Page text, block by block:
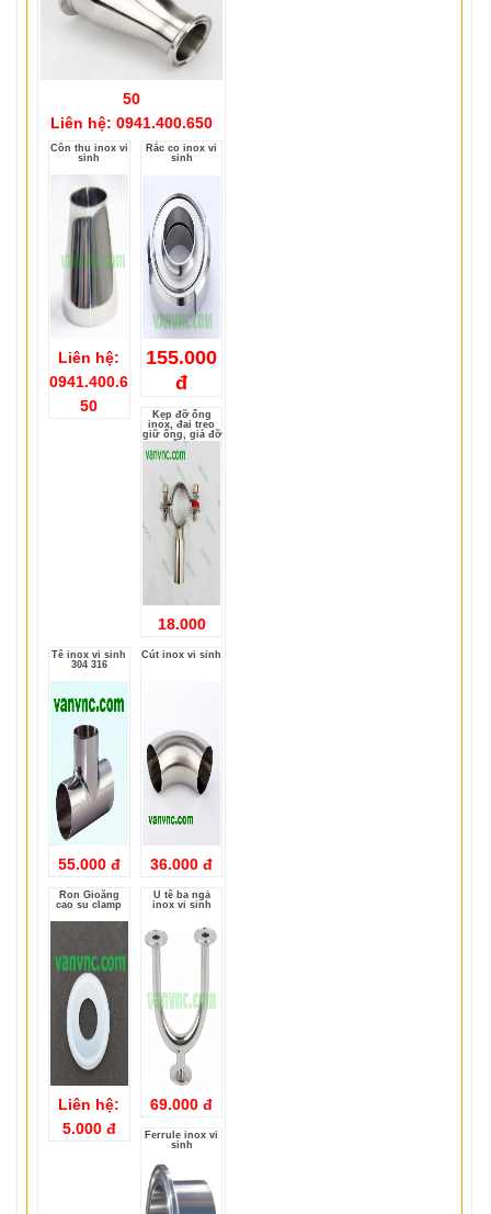
50
Liên hệ: 0941.400.650
Côn thu inox vi
sinh
Liên hệ:
0941.400.6
50
Rắc co inox vi
sinh
155.000
đ
Kẹp đỡ ống
inox, đai treo
giữ ống, giá đỡ
ống
18.000
Tê inox vi sinh
304 316
55.000 đ
Cút inox vi sinh
36.000 đ
Ron Gioăng
cao su clamp
Liên hệ:
5.000 đ
U tê ba ngả
inox vi sinh
69.000 đ
Ferrule inox vi
sinh